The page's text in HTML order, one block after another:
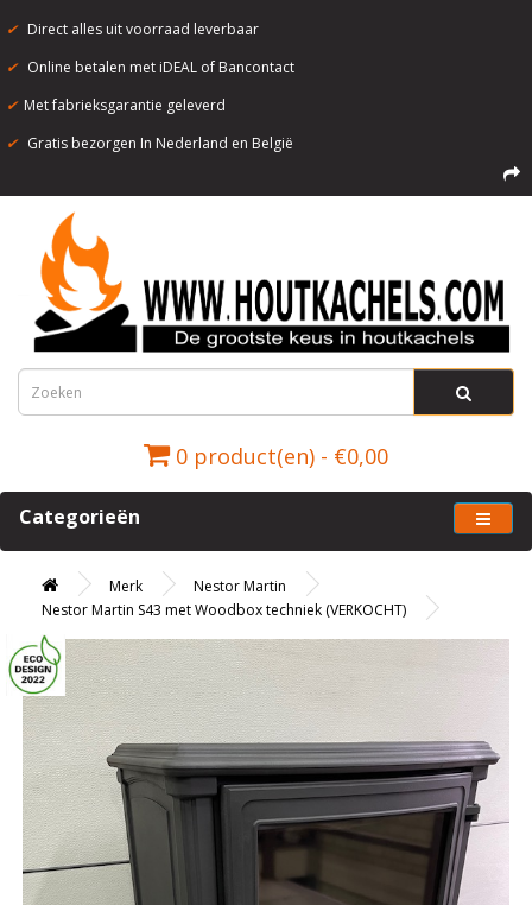
✔ Direct alles uit voorraad leverbaar
✔ Online betalen met iDEAL of Bancontact
✔ Met fabrieksgarantie geleverd
✔ Gratis bezorgen In Nederland en België
0 product(en) - €0,00
Categorieën
Merk
Nestor Martin
Nestor Martin S43 met Woodbox techniek (VERKOCHT)